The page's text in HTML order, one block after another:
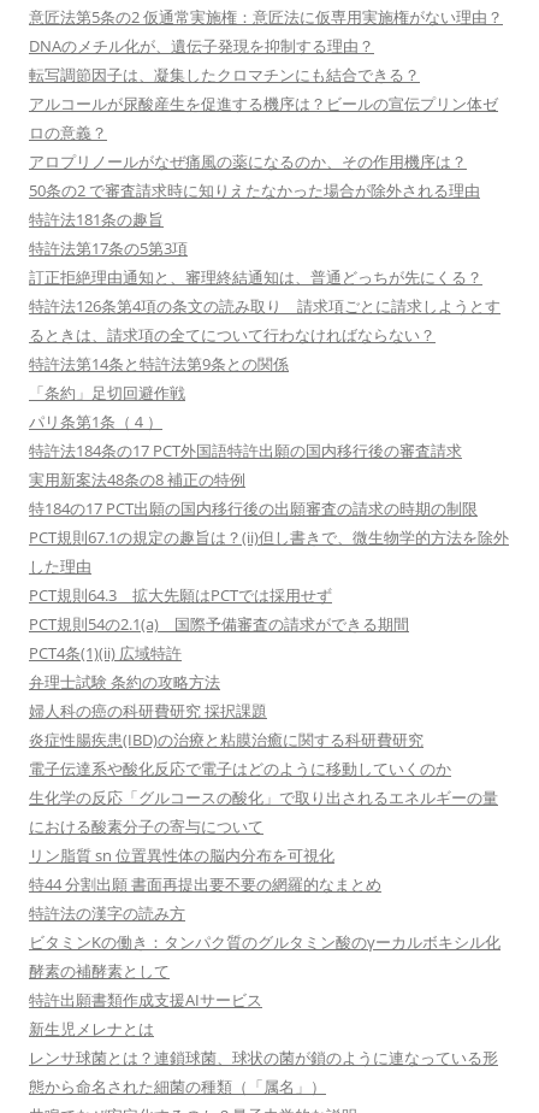
意匠法第5条の2 仮通常実施権：意匠法に仮専用実施権がない理由？
DNAのメチル化が、遺伝子発現を抑制する理由？
転写調節因子は、凝集したクロマチンにも結合できる？
アルコールが尿酸産生を促進する機序は？ビールの宣伝プリン体ゼ
ロの意義？
アロプリノールがなぜ痛風の薬になるのか、その作用機序は？
50条の2 で審査請求時に知りえたなかった場合が除外される理由
特許法181条の趣旨
特許法第17条の5第3項
訂正拒絶理由通知と、審理終結通知は、普通どっちが先にくる？
特許法126条第4項の条文の読み取り 請求項ごとに請求しようとす
るときは、請求項の全てについて行わなければならない？
特許法第14条と特許法第9条との関係
「条約」足切回避作戦
パリ条第1条（４）
特許法184条の17 PCT外国語特許出願の国内移行後の審査請求
実用新案法48条の8 補正の特例
特184の17 PCT出願の国内移行後の出願審査の請求の時期の制限
PCT規則67.1の規定の趣旨は？(ii)但し書きで、微生物学的方法を除外
した理由
PCT規則64.3 拡大先願はPCTでは採用せず
PCT規則54の2.1(a) 国際予備審査の請求ができる期間
PCT4条(1)(ii) 広域特許
弁理士試験 条約の攻略方法
婦人科の癌の科研費研究 採択課題
炎症性腸疾患(IBD)の治療と粘膜治癒に関する科研費研究
電子伝達系や酸化反応で電子はどのように移動していくのか
生化学の反応「グルコースの酸化」で取り出されるエネルギーの量
における酸素分子の寄与について
リン脂質 sn 位置異性体の脳内分布を可視化
特44 分割出願 書面再提出要不要の網羅的なまとめ
特許法の漢字の読み方
ビタミンKの働き：タンパク質のグルタミン酸のγーカルボキシル化
酵素の補酵素として
特許出願書類作成支援AIサービス
新生児メレナとは
レンサ球菌とは？連鎖球菌、球状の菌が鎖のように連なっている形
態から命名された細菌の種類（「属名」）